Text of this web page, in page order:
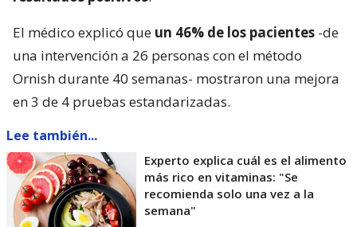
El médico explicó que un 46% de los pacientes -de
una intervención a 26 personas con el método
Ornish durante 40 semanas- mostraron una mejora
en 3 de 4 pruebas estandarizadas.
Lee también...
Experto explica cuál es el alimento
más rico en vitaminas: "Se
recomienda solo una vez a la
semana"